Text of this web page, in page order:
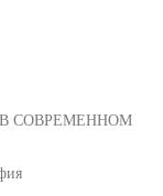
СОВРЕМЕННОМ